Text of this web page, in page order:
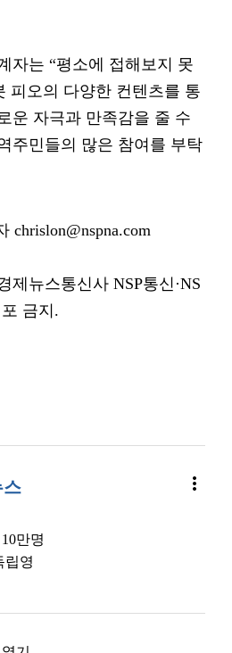
자는 “평소에 접해보지 못
피오의 다양한 컨텐츠를 통
운 자극과 만족감을 줄 수
주민들의 많은 참여를 부탁
chrislon@nspna.com
뉴스통신사 NSP통신·NS
금지.
more_vert
만명
립영